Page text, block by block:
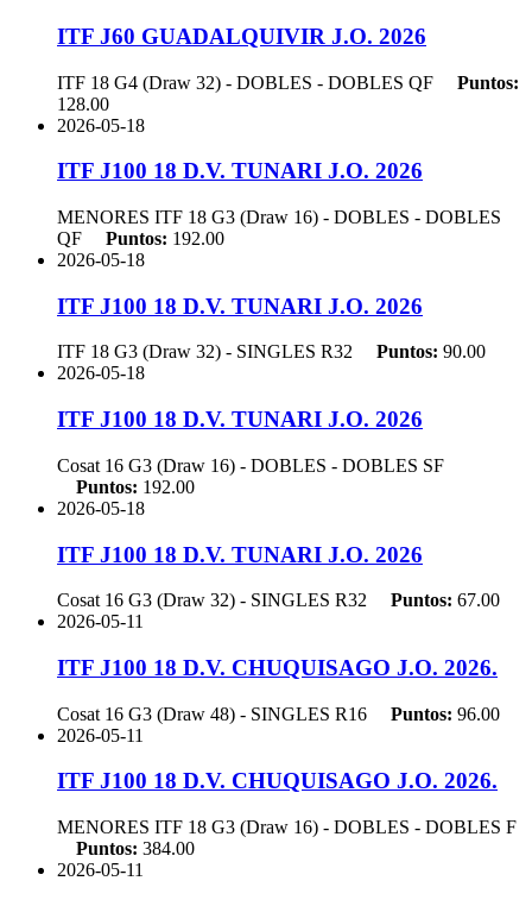
ITF J60 GUADALQUIVIR J.O. 2026
ITF 18 G4 (Draw 32) - DOBLES - DOBLES QF
Puntos:
128.00
2026-05-18
ITF J100 18 D.V. TUNARI J.O. 2026
MENORES ITF 18 G3 (Draw 16) - DOBLES - DOBLES
QF
Puntos: 192.00
2026-05-18
ITF J100 18 D.V. TUNARI J.O. 2026
ITF 18 G3 (Draw 32) - SINGLES R32 Puntos: 90.00
2026-05-18
ITF J100 18 D.V. TUNARI J.O. 2026
Cosat 16 G3 (Draw 16) - DOBLES - DOBLES SF
Puntos: 192.00
2026-05-18
ITF J100 18 D.V. TUNARI J.O. 2026
Cosat 16 G3 (Draw 32) - SINGLES R32 Puntos: 67.00
2026-05-11
ITF J100 18 D.V. CHUQUISAGO J.O. 2026.
Cosat 16 G3 (Draw 48) - SINGLES R16 Puntos: 96.00
2026-05-11
ITF J100 18 D.V. CHUQUISAGO J.O. 2026.
MENORES ITF 18 G3 (Draw 16) - DOBLES - DOBLES F
Puntos: 384.00
2026-05-11